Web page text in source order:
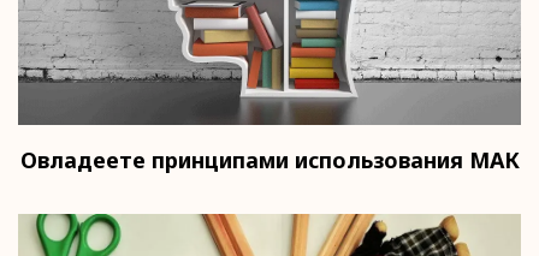
Овладеете принципами использования МАК